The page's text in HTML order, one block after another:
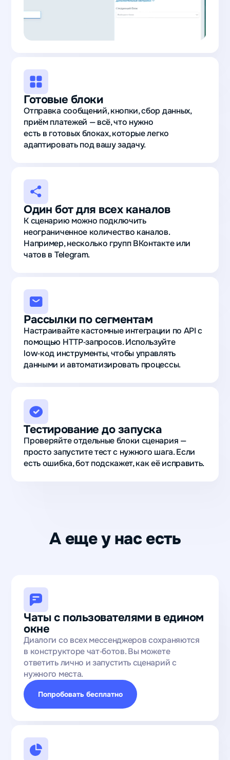
Готовые блоки
Отправка сообщений, кнопки, сбор данных,
приём платежей — всё, что нужно
есть в готовых блоках, которые легко
адаптировать под вашу задачу.
Один бот для всех каналов
К сценарию можно подключить
неограниченное количество каналов.
Например, несколько групп ВКонтакте или
чатов в Telegram.
Рассылки по сегментам
Настраивайте кастомные интеграции по API с
помощью HTTP‑запросов. Используйте
low‑код инструменты, чтобы управлять
данными и автоматизировать процессы.
Тестирование до запуска
Проверяйте отдельные блоки сценария —
просто запустите тест с нужного шага. Если
есть ошибка, бот подскажет, как её исправить.
А еще у нас есть
Чаты с пользователями в едином
окне
Диалоги со всех мессенджеров сохраняются
в конструкторе чат‑ботов. Вы можете
ответить лично и запустить сценарий с
нужного места.
Попробовать бесплатно